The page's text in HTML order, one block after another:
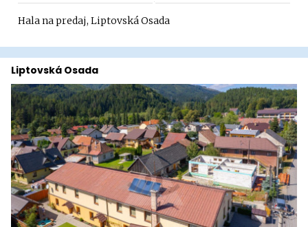
Hala na predaj, Liptovská Osada
Liptovská Osada